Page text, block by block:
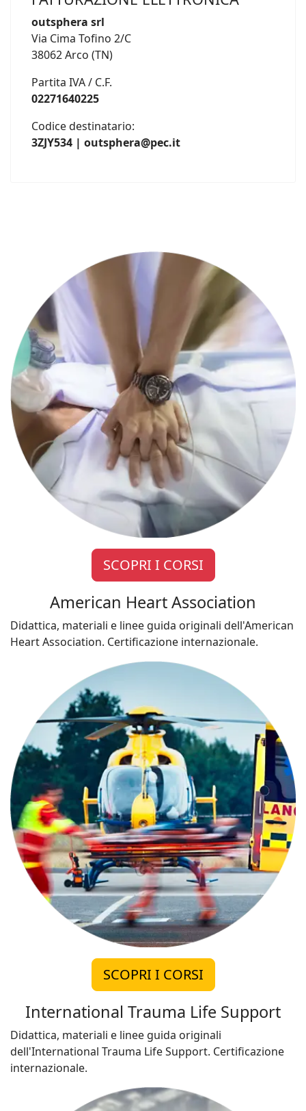
outsphera srl
Via Cima Tofino 2/C
38062 Arco (TN)
Partita IVA / C.F.
02271640225
Codice destinatario:
3ZJY534 | outsphera@pec.it
SCOPRI I CORSI
American Heart Association
Didattica, materiali e linee guida originali dell'American
Heart Association. Certificazione internazionale.
SCOPRI I CORSI
International Trauma Life Support
Didattica, materiali e linee guida originali
dell'International Trauma Life Support. Certificazione
internazionale.